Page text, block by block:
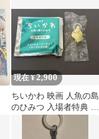
現在 ¥2,900
ちいかわ 映画 人魚の島
のひみつ 入場者特典 チ
ャームミニフィギュア